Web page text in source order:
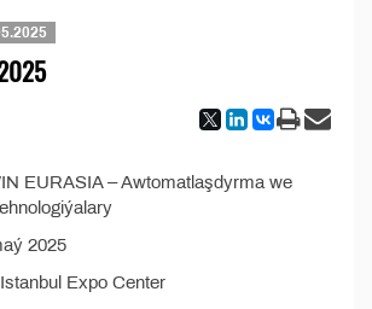
EURASIA – Awtomatlaşdyrma we
2025
Istanbul Expo Center